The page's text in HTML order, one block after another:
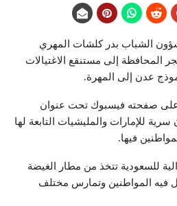
الشباب بدر كلشات المهري
المحافظة إلى مستنقع الاغتيالات
عدن إلى المهرة.
صفحته فيسبوك تحت عنوان
للإمارات والمليشيات التابعة لها
فيها.
للسعودية تتخذ من مطار الغيضة
فيه المواطنين وتمارس مختلف